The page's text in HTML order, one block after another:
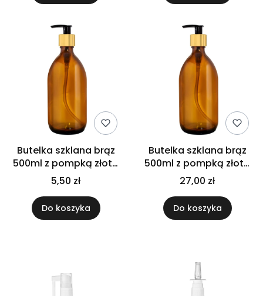
Butelka szklana brąz
500ml z pompką złoto
czarną
5,50 zł
Do koszyka
Butelka szklana brąz
500ml z pompką złoto
czarną zestaw x5
27,00 zł
Do koszyka